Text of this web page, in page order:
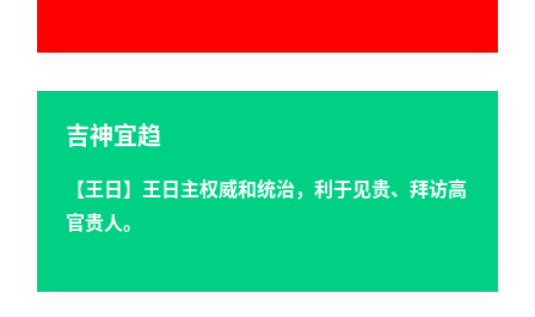
吉神宜趋
【王日】王日主权威和统治，利于见贵、拜访高
官贵人。